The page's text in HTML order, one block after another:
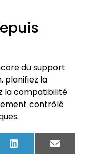
du support
planifiez la
la compatibilité
contrôlé
LinkedIn Email